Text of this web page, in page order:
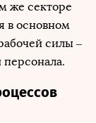
же секторе
в основном
силы –